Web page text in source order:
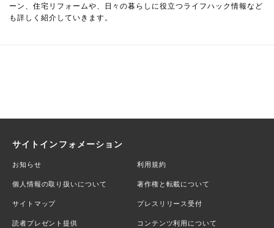
ーン、住宅リフォームや、日々の暮らしに役立つライフハック情報など
も詳しく紹介していきます。
サイトインフォメーション
お知らせ 利用規約
個人情報の取り扱いについて 著作権と転載について
サイトマップ プレスリリース受付
読者プレゼント提供 コンテンツ利用について